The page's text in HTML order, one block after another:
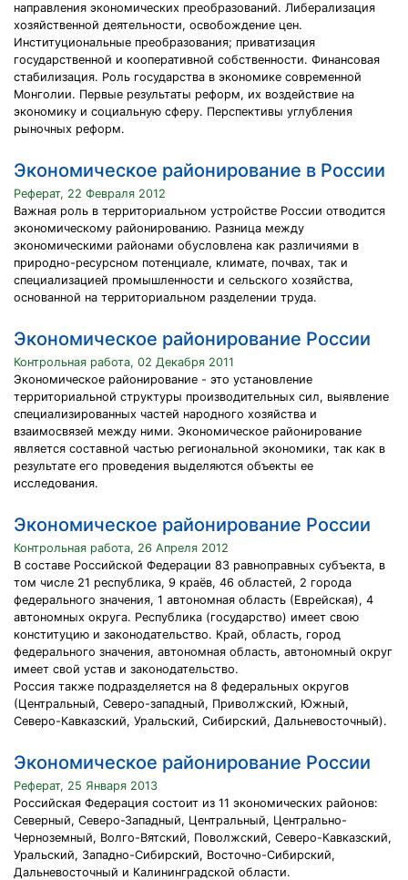
направления экономических преобразований. Либерализация
хозяйственной деятельности, освобождение цен.
Институциональные преобразования; приватизация
государственной и кооперативной собственности. Финансовая
стабилизация. Роль государства в экономике современной
Монголии. Первые результаты реформ, их воздействие на
экономику и социальную сферу. Перспективы углубления
рыночных реформ.
Экономическое районирование в России
Реферат, 22 Февраля 2012
Важная роль в территориальном устройстве России отводится
экономическому районированию. Разница между
экономическими районами обусловлена как различиями в
природно-ресурсном потенциале, климате, почвах, так и
специализацией промышленности и сельского хозяйства,
основанной на территориальном разделении труда.
Экономическое районирование России
Контрольная работа, 02 Декабря 2011
Экономическое районирование - это установление
территориальной структуры производительных сил, выявление
специализированных частей народного хозяйства и
взаимосвязей между ними. Экономическое районирование
является составной частью региональной экономики, так как в
результате его проведения выделяются объекты ее
исследования.
Экономическое районирование России
Контрольная работа, 26 Апреля 2012
В составе Российской Федерации 83 равноправных субъекта, в
том числе 21 республика, 9 краёв, 46 областей, 2 города
федерального значения, 1 автономная область (Еврейская), 4
автономных округа. Республика (государство) имеет свою
конституцию и законодательство. Край, область, город
федерального значения, автономная область, автономный округ
имеет свой устав и законодательство.
Россия также подразделяется на 8 федеральных округов
(Центральный, Северо-западный, Приволжский, Южный,
Северо-Кавказский, Уральский, Сибирский, Дальневосточный).
Экономическое районирование России
Реферат, 25 Января 2013
Российская Федерация состоит из 11 экономических районов:
Северный, Северо-Западный, Центральный, Центрально-
Черноземный, Волго-Вятский, Поволжский, Северо-Кавказский,
Уральский, Западно-Сибирский, Восточно-Сибирский,
Дальневосточный и Калининградской области.